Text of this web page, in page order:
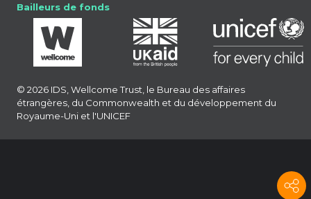
Bailleurs de fonds
© 2026 IDS, Wellcome Trust, le Bureau des affaires
étrangères, du Commonwealth et du développement du
Royaume-Uni et l'UNICEF